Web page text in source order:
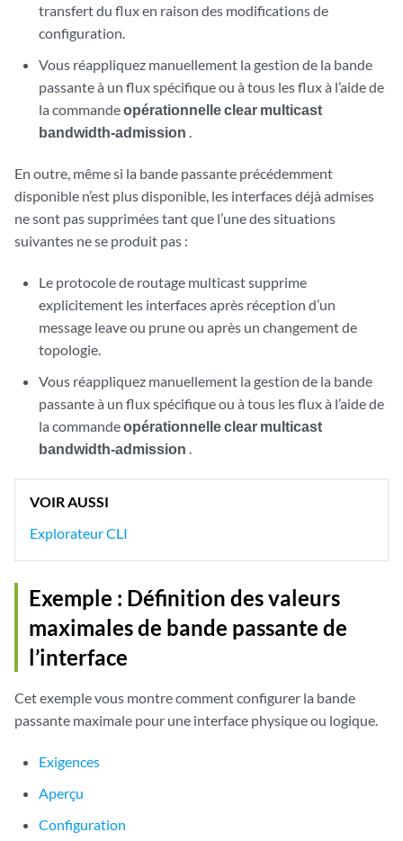
transfert du flux en raison des modifications de
configuration.
Vous réappliquez manuellement la gestion de la bande
passante à un flux spécifique ou à tous les flux à l’aide de
la commandeopérationnelle clear multicast
bandwidth-admission
En outre, même si la bande passante précédemment
disponible n’est plus disponible, les interfaces déjà admises
ne sont pas supprimées tant que l’une des situations
suivantes ne se produit pas :
Le protocole de routage multicast supprime
explicitement les interfaces après réception d’un
message leave ou prune ou après un changement de
topologie.
Vous réappliquez manuellement la gestion de la bande
passante à un flux spécifique ou à tous les flux à l’aide de
la commandeopérationnelle clear multicast
bandwidth-admission
VOIR AUSSI
Explorateur CLI
Exemple : Définition des valeurs
maximales de bande passante de
l’interface
Cet exemple vous montre comment configurer la bande
passante maximale pour une interface physique ou logique.
Exigences
Aperçu
Configuration